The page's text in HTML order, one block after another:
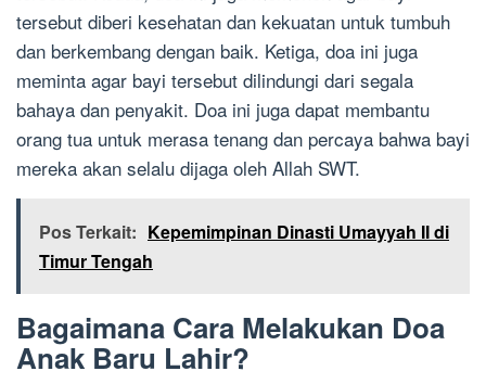
tersebut diberi kesehatan dan kekuatan untuk tumbuh
dan berkembang dengan baik. Ketiga, doa ini juga
meminta agar bayi tersebut dilindungi dari segala
bahaya dan penyakit. Doa ini juga dapat membantu
orang tua untuk merasa tenang dan percaya bahwa bayi
mereka akan selalu dijaga oleh Allah SWT.
Pos Terkait: Kepemimpinan Dinasti Umayyah II di
Timur Tengah
Bagaimana Cara Melakukan Doa
Anak Baru Lahir?